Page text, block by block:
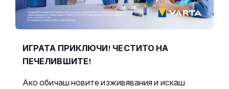
ИГРАТА ПРИКЛЮЧИ! ЧЕСТИТО НА
ПЕЧЕЛИВШИТЕ!
Ако обичаш новите изживявания и искаш